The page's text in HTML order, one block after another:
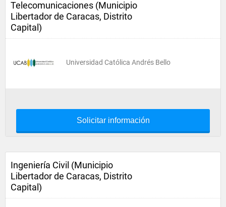
Telecomunicaciones (Municipio
Libertador de Caracas, Distrito
Capital)
Universidad Católica Andrés Bello
Solicitar información
Ingeniería Civil (Municipio
Libertador de Caracas, Distrito
Capital)